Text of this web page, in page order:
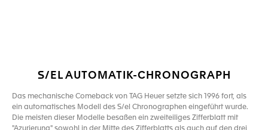
S/EL AUTOMATIK-CHRONOGRAPH
Das mechanische Comeback von TAG Heuer setzte sich 1996 fort, als
ein automatisches Modell des S/el Chronographen eingeführt wurde.
Die meisten dieser Modelle besaßen ein zweiteiliges Zifferblatt mit